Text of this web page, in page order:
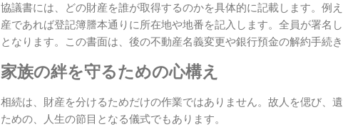
協議書には、どの財産を誰が取得するのかを具体的に記載します。例
産であれば登記簿謄本通りに所在地や地番を記入します。全員が署名
となります。この書面は、後の不動産名義変更や銀行預金の解約手続
家族の絆を守るための心構え
相続は、財産を分けるためだけの作業ではありません。故人を偲び、
ための、人生の節目となる儀式でもあります。